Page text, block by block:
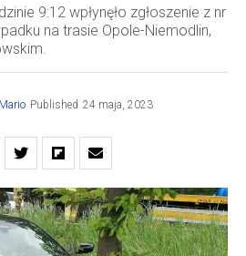
9:12 wpłynęło zgłoszenie z nr
na trasie Opole-Niemodlin,
Mario Published 24 maja, 2023